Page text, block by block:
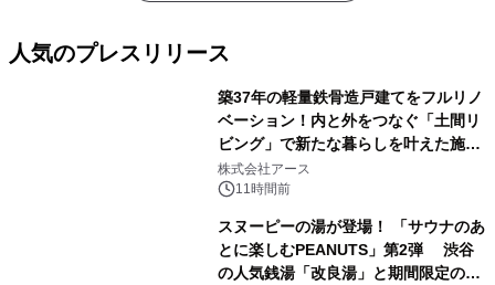
人気のプレスリリース
築37年の軽量鉄骨造戸建てをフルリノ
ベーション！内と外をつなぐ「土間リ
ビング」で新たな暮らしを叶えた施工
事例を株式会社アースが公開
株式会社アース
11時間前
スヌーピーの湯が登場！ 「サウナのあ
とに楽しむPEANUTS」第2弾 渋谷
の人気銭湯「改良湯」と期間限定のコ